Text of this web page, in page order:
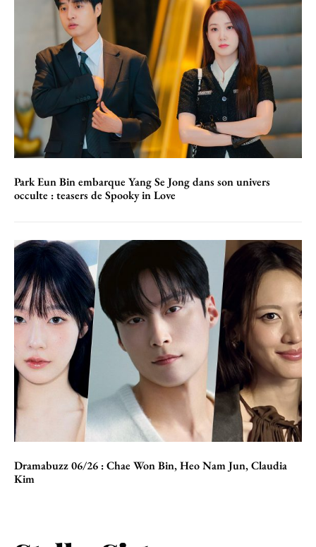
Park Eun Bin embarque Yang Se Jong dans son univers
occulte : teasers de Spooky in Love
Dramabuzz 06/26 : Chae Won Bin, Heo Nam Jun, Claudia
Kim